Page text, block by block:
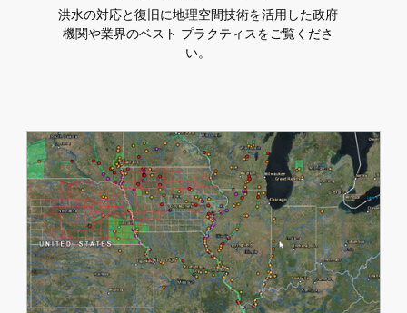
洪水の対応と復旧に地理空間技術を活用した政府
機関や業界のベスト プラクティスをご覧くださ
い。